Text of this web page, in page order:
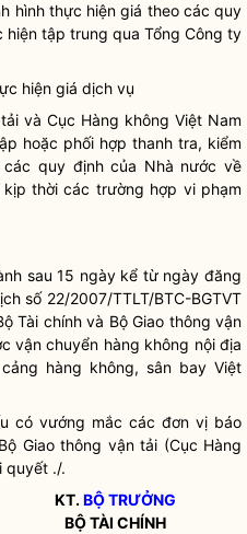
hình thực hiện giá theo các quy
tập trung qua Tổng Công ty
hiện giá dịch vụ
và Cục Hàng không Việt Nam
hoặc phối hợp thanh tra, kiểm
quy định của Nhà nước về
thời các trường hợp vi phạm
sau 15 ngày kể từ ngày đăng
số 22/2007/TTLT/BTC-BGTVT
Tài chính và Bộ Giao thông vận
vận chuyển hàng không nội địa
hàng không, sân bay Việt
có vướng mắc các đơn vị báo
Giao thông vận tải (Cục Hàng
quyết ./.
KT.BỘ TRƯỞNG
BỘ TÀI CHÍNH